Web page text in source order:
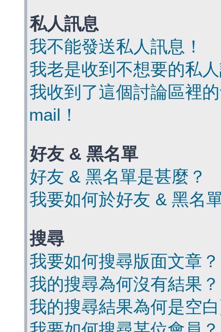
私人訊息
我不能發送私人訊息！
我老是收到不想要的私
我收到了這個討論區裡
mail！
好友 & 黑名單
好友 & 黑名單是甚麼？
我要如何於好友 & 黑名
搜尋
我要如何搜尋版面文章？
我的搜尋為何沒有結果？
我的搜尋結果為何是空